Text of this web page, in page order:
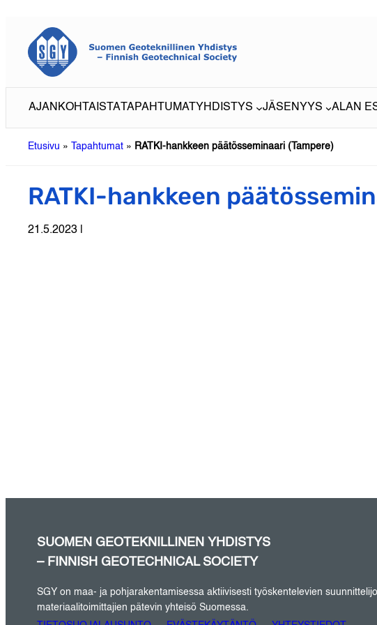
sisältöön
AJANKOHTAISTA TAPAHTUMAT YHDISTYS JÄSENYYS ALAN
Etusivu » Tapahtumat » RATKI-hankkeen päätösseminaari (Tampere)
RATKI-hankkeen
21.5.2023 |
SUOMEN GEOTEKNILLINEN YHDISTYS
– FINNISH GEOTECHNICAL SOCIETY
SGY on maa- ja pohjarakentamisessa aktiivisesti työskentelevien
materiaalitoimittajien pätevin yhteisö Suomessa.